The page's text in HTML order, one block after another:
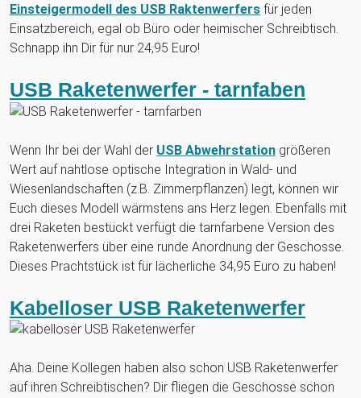
Einsteigermodell des USB Raktenwerfers für jeden
Einsatzbereich, egal ob Büro oder heimischer Schreibtisch.
Schnapp ihn Dir für nur 24,95 Euro!
USB Raketenwerfer - tarnfaben
Wenn Ihr bei der Wahl der USB Abwehrstation größeren
Wert auf nahtlose optische Integration in Wald- und
Wiesenlandschaften (z.B. Zimmerpflanzen) legt, können wir
Euch dieses Modell wärmstens ans Herz legen. Ebenfalls mit
drei Raketen bestückt verfügt die tarnfarbene Version des
Raketenwerfers über eine runde Anordnung der Geschosse.
Dieses Prachtstück ist für lächerliche 34,95 Euro zu haben!
Kabelloser USB Raketenwerfer
Aha. Deine Kollegen haben also schon USB Raketenwerfer
auf ihren Schreibtischen? Dir fliegen die Geschosse schon